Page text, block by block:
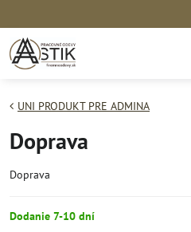
UNI PRODUKT PRE ADMINA
Doprava
Doprava
Dodanie 7-10 dní